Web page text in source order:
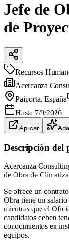
Jefe de
de
Recursos
Acercanza
Paiporta, España
Hasta 7/9/2026
Aplicar
Descripción del
Acercanza
de Obra de
Se ofrece un
Obra tiene un
mientras que el
candidatos deben
conocimientos en
equipos.